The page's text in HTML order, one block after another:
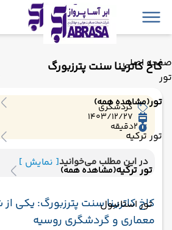
صفحه اصلی
تور
تور(مشاهده همه)
تور ترکیه
تور ترکیه(مشاهده همه)
تور استانبول
کاخ کاترینا سنت پترزبورگ
گردشگری
1403/12/27
2دقیقه
در این مطلب می‌خوانید[ نمایش ]
کاخ کاترینا سنت پترزبورگ: یکی
معماری و گردشگری روسیه